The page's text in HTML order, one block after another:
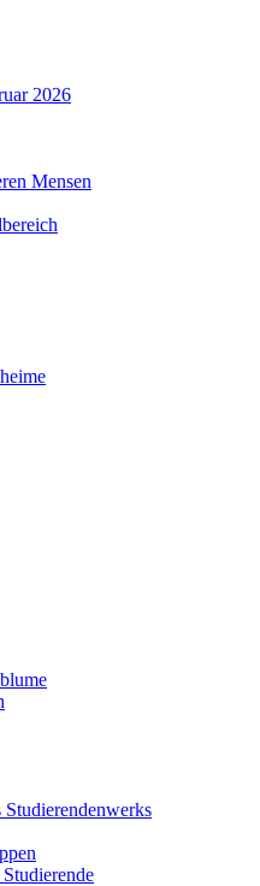
2026
Mensen
Studierendenwerks